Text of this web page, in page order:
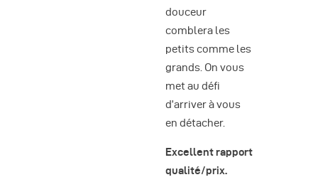
douceur
comblera les
petits comme les
grands. On vous
met au défi
d’arriver à vous
en détacher.
Excellent rapport
qualité/prix.